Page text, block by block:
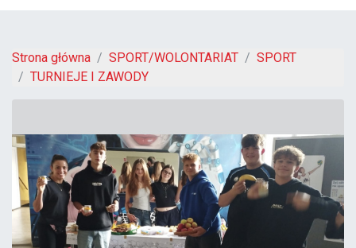
Strona główna SPORT/WOLONTARIAT
SPORT
TURNIEJE I ZAWODY